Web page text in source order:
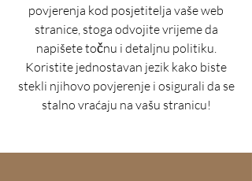
povjerenja kod posjetitelja vaše web
stranice, stoga odvojite vrijeme da
napišete točnu i detaljnu politiku.
Koristite jednostavan jezik kako biste
stekli njihovo povjerenje i osigurali da se
stalno vraćaju na vašu stranicu!